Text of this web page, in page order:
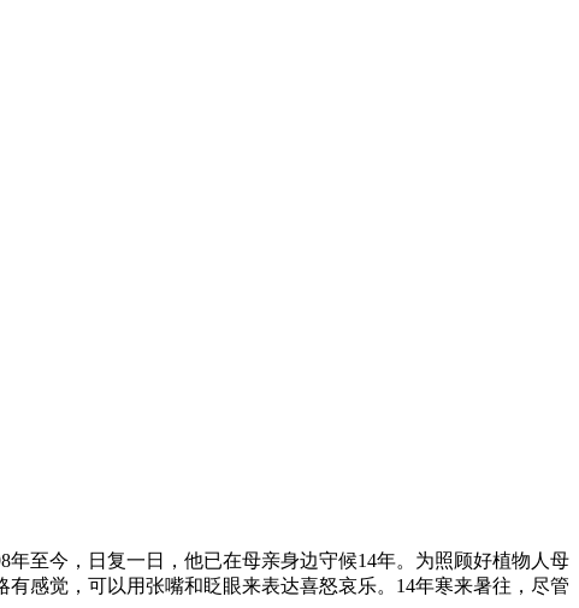
至今，日复一日，他已在母亲身边守候14年。为照顾好植物人母
感觉，可以用张嘴和眨眼来表达喜怒哀乐。14年寒来暑往，尽管